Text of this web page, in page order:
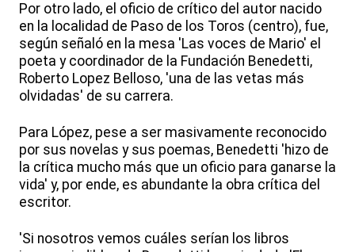
Por otro lado, el oficio de crítico del autor nacido
en la localidad de Paso de los Toros (centro), fue,
según señaló en la mesa 'Las voces de Mario' el
poeta y coordinador de la Fundación Benedetti,
Roberto Lopez Belloso, 'una de las vetas más
olvidadas' de su carrera.
Para López, pese a ser masivamente reconocido
por sus novelas y sus poemas, Benedetti 'hizo de
la crítica mucho más que un oficio para ganarse la
vida' y, por ende, es abundante la obra crítica del
escritor.
'Si nosotros vemos cuáles serían los libros